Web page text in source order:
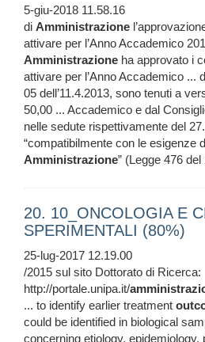
5-giu-2018 11.58.16
di Amministrazione
attivare per l’Anno Accademico
Amministrazione ha approvato i
attivare per l’Anno Accademico ...
05 dell’11.4.2013, sono tenuti a
50,00 ... Accademico e dal
nelle sedute rispettivamente del
“compatibilmente con le esigenze
Amministrazione” (Legge 476
20. 10_ONCOLOGIA E
SPERIMENTALI (80%)
25-lug-2017 12.19.00
/2015 sul sito Dottorato di Ricerca:
http://portale.unipa.it/
... to identify earlier treatment
could be identified in biological
concerning etiology,